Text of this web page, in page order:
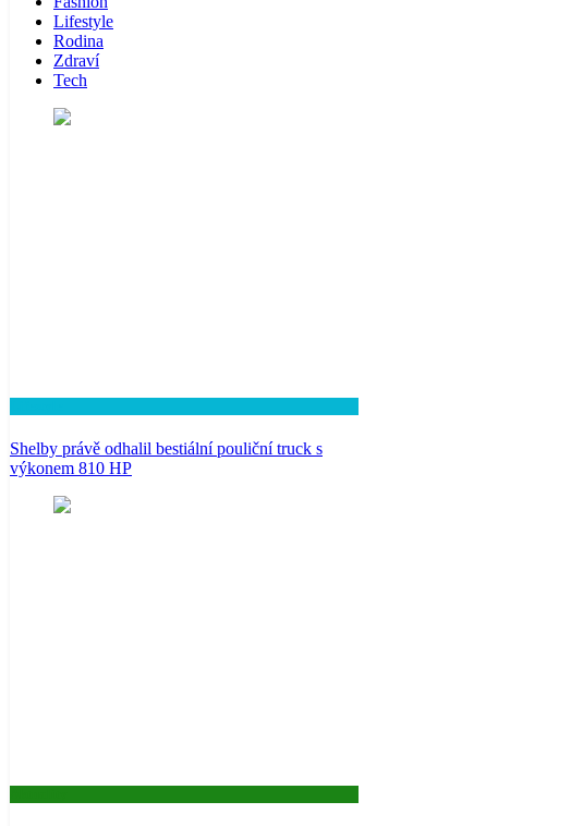
Lifestyle
Rodina
Zdraví
Tech
Shelby právě odhalil bestiální pouliční truck s
výkonem 810 HP